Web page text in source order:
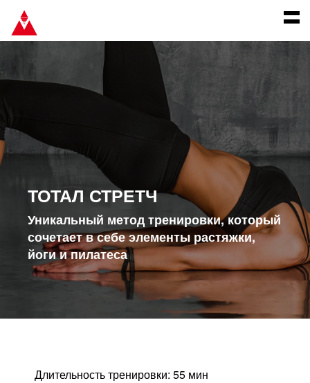
ТОТАЛ СТРЕТЧ
Уникальный метод тренировки, который
сочетает в себе элементы растяжки,
йоги и пилатеса
Длительность тренировки: 55 мин
О КЛУБЕ
КОНТРАКТЫ
РАСПИСАНИЕ
FAQ
ЛИЧНЫЙ КАБИНЕТ